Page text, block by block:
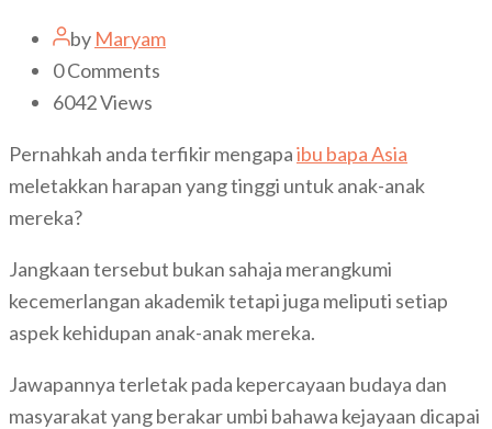
by Maryam
0Comments
6042Views
Pernahkah anda terfikir mengapaibu bapa Asia
meletakkan harapan yang tinggi untuk anak-anak
mereka?
Jangkaan tersebut bukan sahaja merangkumi
kecemerlangan akademik tetapi juga meliputi setiap
aspek kehidupan anak-anak mereka.
Jawapannya terletak pada kepercayaan budaya dan
masyarakat yang berakar umbi bahawa kejayaan dicapai